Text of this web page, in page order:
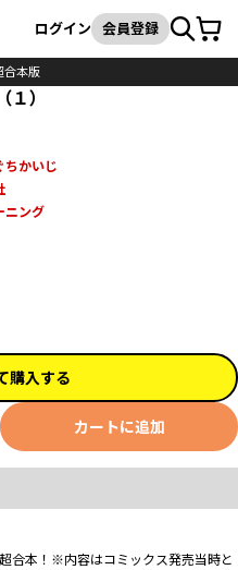
検索
ログイン 会員登録カート
本版
）
ちかいじ
ニング
購入する
カートに追加
合本！※内容はコミックス発売当時と